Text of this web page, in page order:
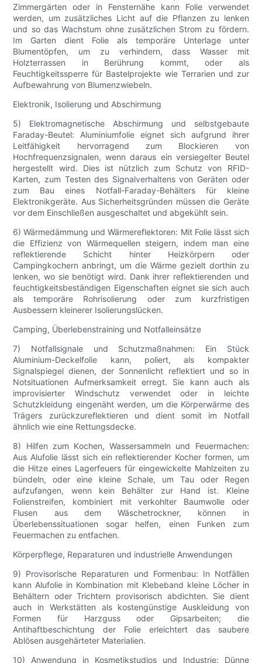
Zimmergärten oder in Fensternähe kann Folie verwendet
werden, um zusätzliches Licht auf die Pflanzen zu lenken
und so das Wachstum ohne zusätzlichen Strom zu fördern.
Im Garten dient Folie als temporäre Unterlage unter
Blumentöpfen, um zu verhindern, dass Wasser mit
Holzterrassen in Berührung kommt, oder als
Feuchtigkeitssperre für Bastelprojekte wie Terrarien und zur
Aufbewahrung von Blumenzwiebeln.
Elektronik, Isolierung und Abschirmung
5) Elektromagnetische Abschirmung und selbstgebaute
Faraday-Beutel: Aluminiumfolie eignet sich aufgrund ihrer
Leitfähigkeit hervorragend zum Blockieren von
Hochfrequenzsignalen, wenn daraus ein versiegelter Beutel
hergestellt wird. Dies ist nützlich zum Schutz von RFID-
Karten, zum Testen des Signalverhaltens von Geräten oder
zum Bau eines Notfall-Faraday-Behälters für kleine
Elektronikgeräte. Aus Sicherheitsgründen müssen die Geräte
vor dem Einschließen ausgeschaltet und abgekühlt sein.
6) Wärmedämmung und Wärmereflektoren: Mit Folie lässt sich
die Effizienz von Wärmequellen steigern, indem man eine
reflektierende Schicht hinter Heizkörpern oder
Campingkochern anbringt, um die Wärme gezielt dorthin zu
lenken, wo sie benötigt wird. Dank ihrer reflektierenden und
feuchtigkeitsbeständigen Eigenschaften eignet sie sich auch
als temporäre Rohrisolierung oder zum kurzfristigen
Ausbessern kleinerer Isolierungslücken.
Camping, Überlebenstraining und Notfalleinsätze
7) Notfallsignale und Schutzmaßnahmen: Ein Stück
Aluminium-Deckelfolie kann, poliert, als kompakter
Signalspiegel dienen, der Sonnenlicht reflektiert und so in
Notsituationen Aufmerksamkeit erregt. Sie kann auch als
improvisierter Windschutz verwendet oder in leichte
Schutzkleidung eingenäht werden, um die Körperwärme des
Trägers zurückzureflektieren und dient somit im Notfall
ähnlich wie eine Rettungsdecke.
8) Hilfen zum Kochen, Wassersammeln und Feuermachen:
Aus Alufolie lässt sich ein reflektierender Kocher formen, um
die Hitze eines Lagerfeuers für eingewickelte Mahlzeiten zu
bündeln, oder eine kleine Schale, um Tau oder Regen
aufzufangen, wenn kein Behälter zur Hand ist. Kleine
Folienstreifen, kombiniert mit verkohlter Baumwolle oder
Flusen aus dem Wäschetrockner, können in
Überlebenssituationen sogar helfen, einen Funken zum
Feuermachen zu entfachen.
Körperpflege, Reparaturen und industrielle Anwendungen
9) Provisorische Reparaturen und Formenbau: In Notfällen
kann Alufolie in Kombination mit Klebeband kleine Löcher in
Behältern oder Trichtern provisorisch abdichten. Sie dient
auch in Werkstätten als kostengünstige Auskleidung von
Formen für Harzguss oder Gipsarbeiten; die
Antihaftbeschichtung der Folie erleichtert das saubere
Ablösen ausgehärteter Materialien.
10) Anwendung in Kosmetikstudios und Industrie: Dünne